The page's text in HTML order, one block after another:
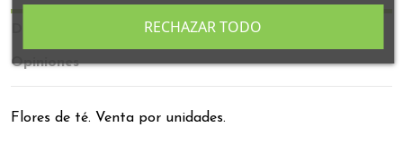
Detalles del producto
Opiniones
Flores de té. Venta por unidades.
RECHAZAR TODO